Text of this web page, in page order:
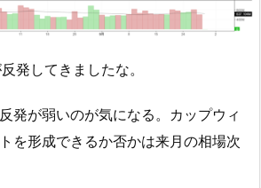
発してきましたな。
発が弱いのが気になる。カップウィ
を形成できるか否かは来月の相場次